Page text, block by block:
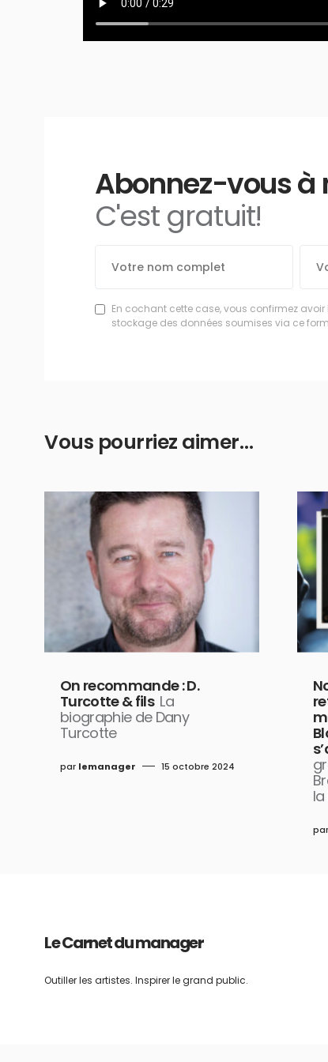
Abonnez-vous à
C'est gratuit!
En cochant cette case, vous confirmez
stockage des données soumises via ce
Vous pourriez aimer…
On recommande : D.
Turcotte & fils La
biographie de Dany
Turcotte
par lemanager 15 octobre 2024
par
Le Carnet du manager
Outiller les artistes. Inspirer le grand public.